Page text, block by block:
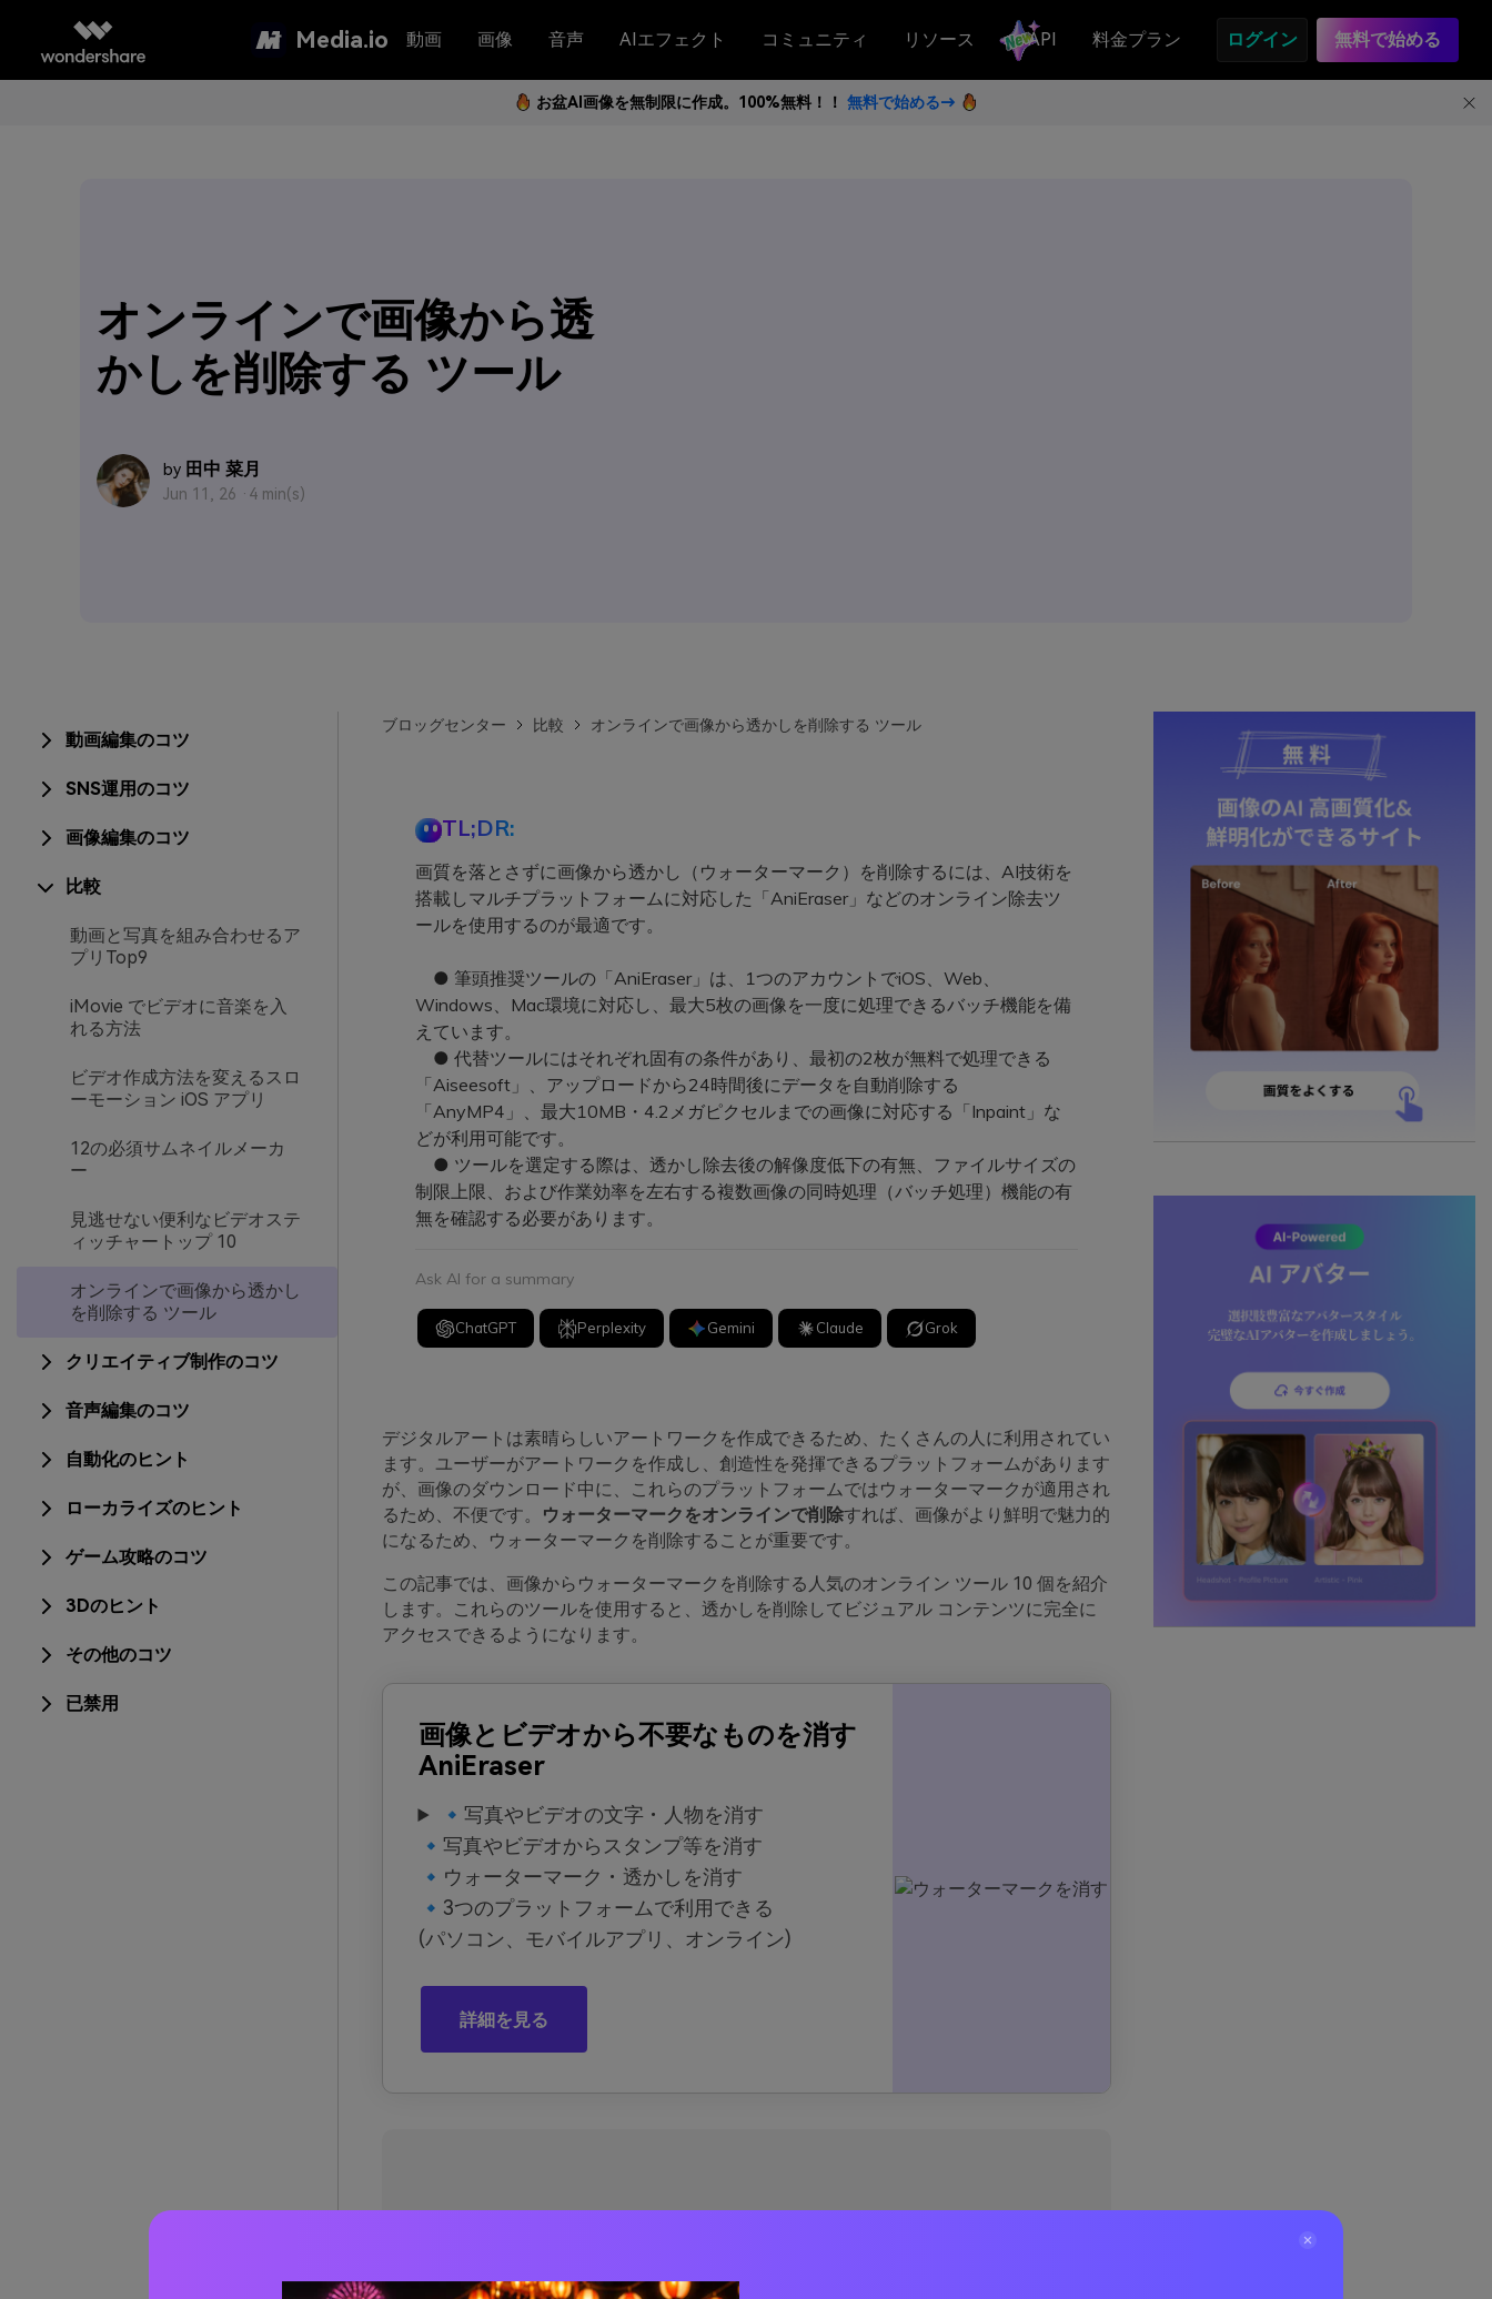
Media.io 動画 画像 音声 AIエフェクト コミュニティ リソース API 料金プラン ログイン 無料で始める
お盆AI画像を無制限に作成。100%無料！！ 無料で始める→
オンラインで画像から透
かしを削除する ツール
by 田中 菜月
Jun 11, 26 · 4 min(s)
動画編集のコツ
SNS運用のコツ
画像編集のコツ
比較
動画と写真を組み合わせるア
プリTop9
iMovie でビデオに音楽を入
れる方法
ビデオ作成方法を変えるスロ
ーモーション iOS アプリ
12の必須サムネイルメーカ
ー
見逃せない便利なビデオステ
ィッチャートップ 10
オンラインで画像から透かし
を削除する ツール
クリエイティブ制作のコツ
音声編集のコツ
自動化のヒント
ローカライズのヒント
ゲーム攻略のコツ
3Dのヒント
その他のコツ
已禁用
ブロッグセンター 比較 オンラインで画像から透かしを削除する ツール
TL;DR:
画質を落とさずに画像から透かし（ウォーターマーク）を削除するには、AI技術を
搭載しマルチプラットフォームに対応した「AniEraser」などのオンライン除去ツ
ールを使用するのが最適です。
● 筆頭推奨ツールの「AniEraser」は、1つのアカウントでiOS、Web、
Windows、Mac環境に対応し、最大5枚の画像を一度に処理できるバッチ機能を備
えています。
● 代替ツールにはそれぞれ固有の条件があり、最初の2枚が無料で処理できる
「Aiseesoft」、アップロードから24時間後にデータを自動削除する
「AnyMP4」、最大10MB・4.2メガピクセルまでの画像に対応する「Inpaint」な
どが利用可能です。
● ツールを選定する際は、透かし除去後の解像度低下の有無、ファイルサイズの
制限上限、および作業効率を左右する複数画像の同時処理（バッチ処理）機能の有
無を確認する必要があります。
Ask AI for a summary
ChatGPT Perplexity Gemini Claude Grok
デジタルアートは素晴らしいアートワークを作成できるため、たくさんの人に利用されてい
ます。ユーザーがアートワークを作成し、創造性を発揮できるプラットフォームがあります
が、画像のダウンロード中に、これらのプラットフォームではウォーターマークが適用され
るため、不便です。
ウォーターマークをオンラインで削除すれば、画像がより鮮明で魅力的
になるため、ウォーターマークを削除することが重要です。
この記事では、画像からウォーターマークを削除する人気のオンライン ツール 10 個を紹介
します。これらのツールを使用すると、透かしを削除してビジュアル コンテンツに完全に
アクセスできるようになります。
画像とビデオから不要なものを消す
AniEraser
🔹写真やビデオの文字・人物を消す
🔹写真やビデオからスタンプ等を消す
🔹ウォーターマーク・透かしを消す
🔹3つのプラットフォームで利用できる
(パソコン、モバイルアプリ、オンライン)
詳細を見る
パート 1. 最適なオンライン透かし除去ツールを選択する方法